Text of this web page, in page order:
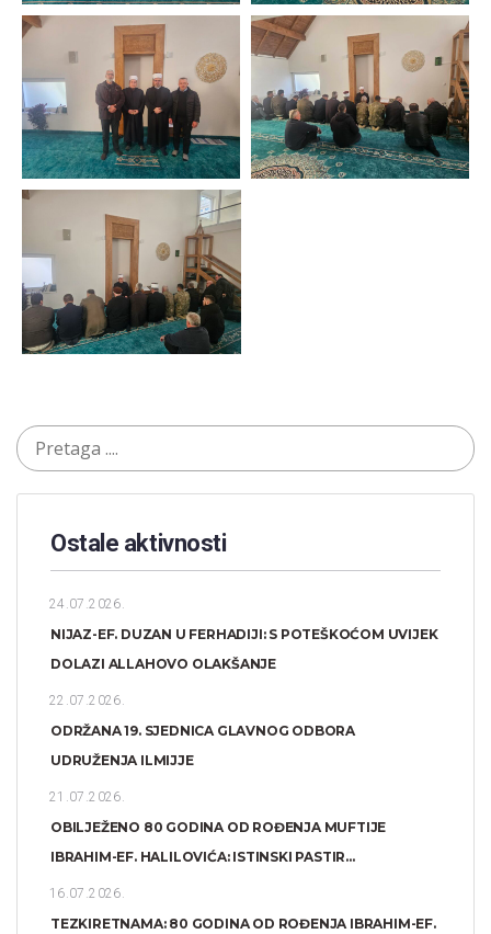
Ostale aktivnosti
24.07.2026.
NIJAZ-EF. DUZAN U FERHADIJI: S POTEŠKOĆOM UVIJEK
DOLAZI ALLAHOVO OLAKŠANJE
22.07.2026.
ODRŽANA 19. SJEDNICA GLAVNOG ODBORA
UDRUŽENJA ILMIJJE
21.07.2026.
OBILJEŽENO 80 GODINA OD ROĐENJA MUFTIJE
IBRAHIM-EF. HALILOVIĆA: ISTINSKI PASTIR...
16.07.2026.
TEZKIRETNAMA: 80 GODINA OD ROĐENJA IBRAHIM-EF.